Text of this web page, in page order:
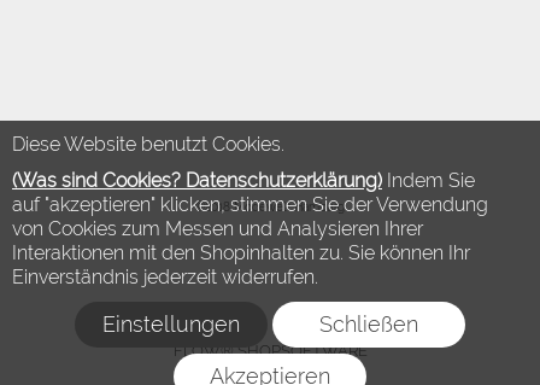
Diese Website benutzt Cookies.
(Was sind Cookies? Datenschutzerklärung) Indem Sie
auf "akzeptieren" klicken, stimmen Sie der Verwendung
von Cookies zum Messen und Analysieren Ihrer
Interaktionen mit den Shopinhalten zu. Sie können Ihr
Einverständnis jederzeit widerrufen.
Einstellungen Schließen
Akzeptieren
©2018 Modewelt Hamburg
FLOW® SHOPSOFTWARE